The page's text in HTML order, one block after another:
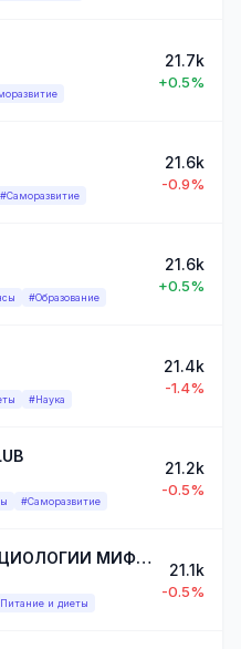
21.7k
+0.5%
#Саморазвитие
21.6k
-0.9%
#Образование
21.6k
+0.5%
#Наука
21.4k
-1.4%
#Саморазвитие
21.2k
-0.5%
ИНСТИТУТ НУТРИЦИОЛОГИИ МИФИМ
и диеты
21.1k
-0.5%